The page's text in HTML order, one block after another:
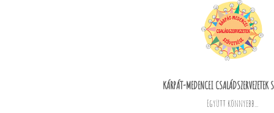
KÁRPÁT-MEDENCEI CSALÁDSZERVEZETEK
Együtt könnyebb...